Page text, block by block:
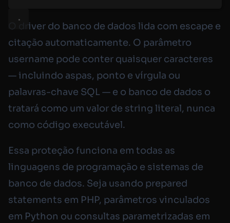
O driver do banco de dados lida com escape e
citação automaticamente. O parâmetro
username pode conter quaisquer caracteres
— incluindo aspas, ponto e vírgula ou
palavras-chave SQL — e o banco de dados o
tratará como um valor de string literal, nunca
como código executável.
Essa proteção funciona em todas as
linguagens de programação e sistemas de
banco de dados. Seja usando prepared
statements em PHP, parâmetros vinculados
em Python ou consultas parametrizadas em